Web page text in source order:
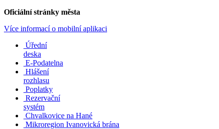
Oficiální stránky města
Více informací o mobilní aplikaci
Úřední
deska
E-Podatelna
Hlášení
rozhlasu
Poplatky
Rezervační
systém
Chvalkovice na Hané
Mikroregion Ivanovická brána